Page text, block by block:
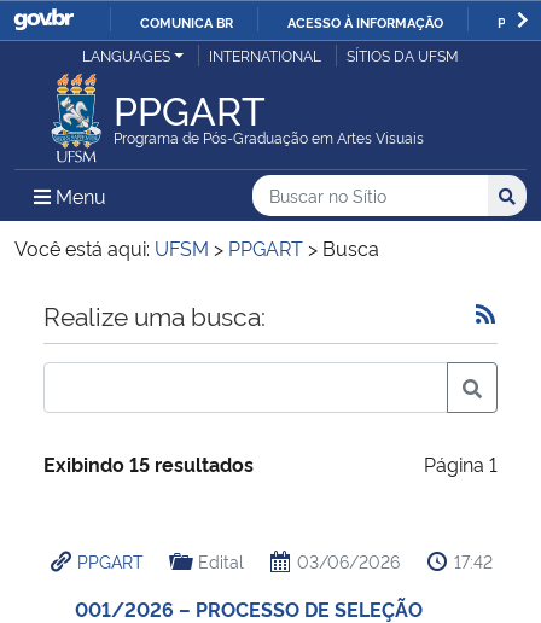
IR
COMUNICA BR ACESSO À INFORMAÇÃO
Ministério da Justiça e Segurança Pública
Ministério da Defesa
Ministério das Relações Exteriores
Ministério da Economia
Ministério da Infraestrutura
Ministério da Cidadania
LANGUAGES INTERNATIONAL SÍTIOS DA UFSM
PPGART
Programa de Pós-Graduação em Artes Visuais
Menu Menu Principal do Sítio
Busca
Buscar no no Sítio
Busca:
Você está aqui: UFSM > PPGART > Busca
Início do conteúdo
Realize uma busca:
Exibindo 15 resultados Página 1
PPGART Edital 03/06/2026 17:42
001/2026 – PROCESSO DE SELEÇÃO